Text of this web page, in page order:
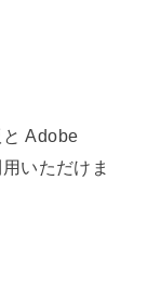
Adobe
いただけま